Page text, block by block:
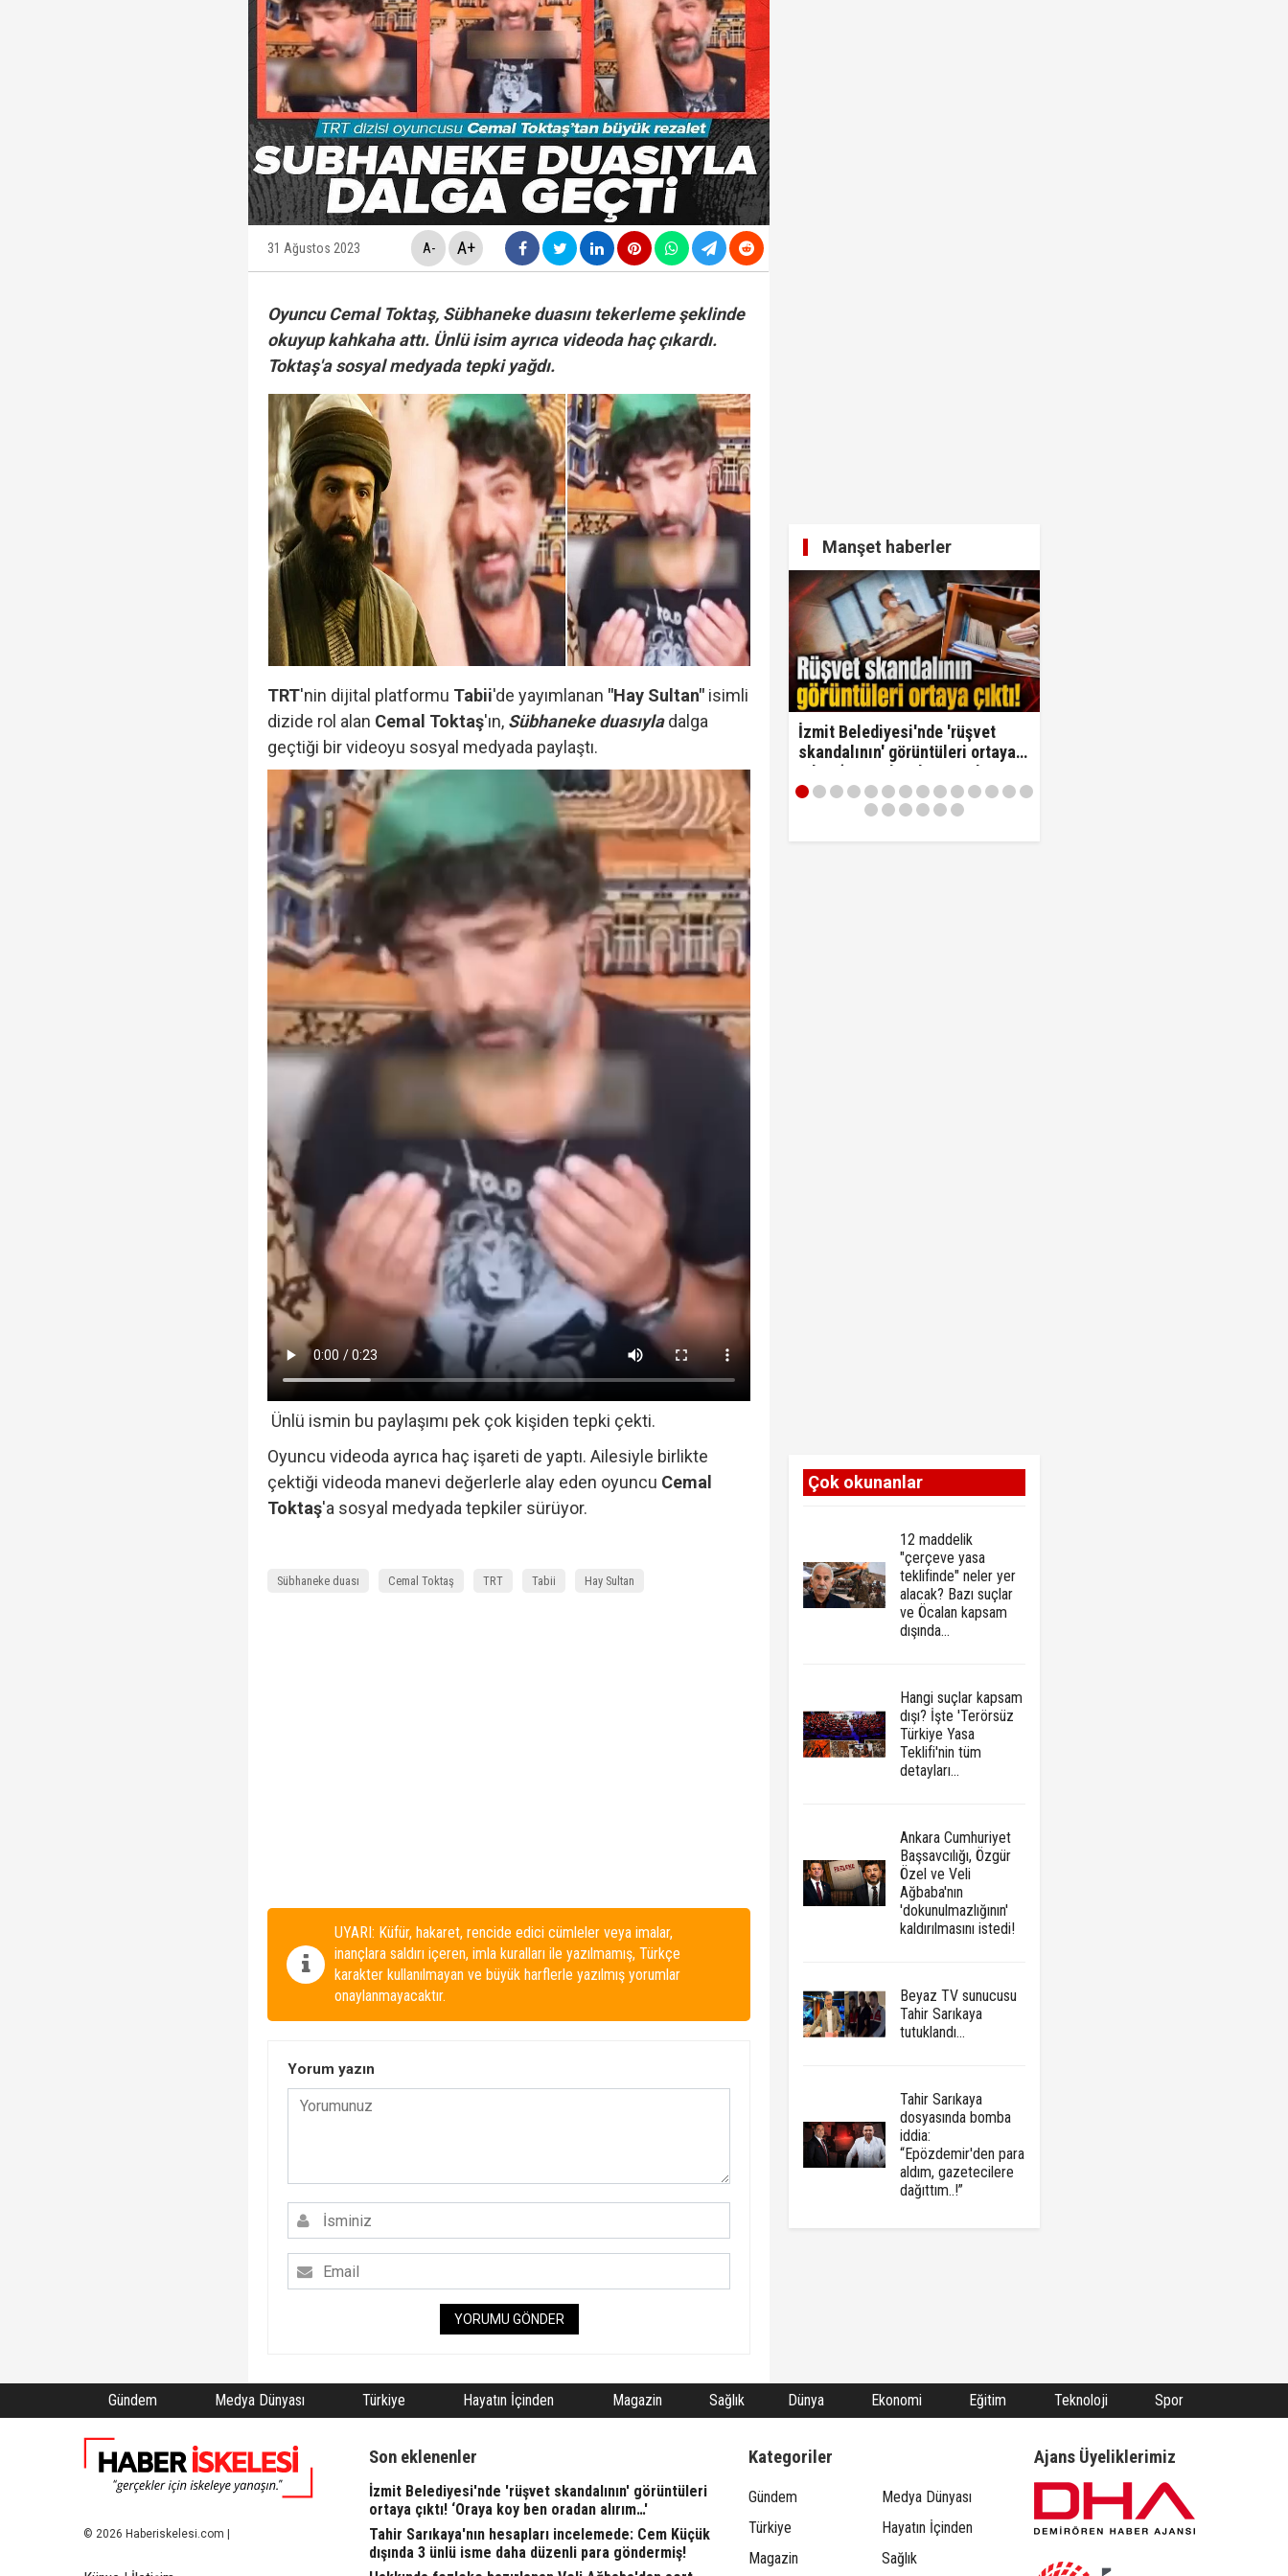
Ünlüler soruşturmasında yeni skandal... Telefonundan mide bulandıran yazışmalar ve görseller çıktı!
Yükseliş üst üste 3. gününe taşındı... Altın fiyatları gaza bastı!
12 maddelik "çerçeve yasa teklifinde" neler yer alacak? Bazı suçlar ve Öcalan kapsam dışında…
İzmit Belediyesi'nde 'rüşvet skandalının' görüntüleri ortaya çıktı! ‘Oraya koy ben oradan alırım…'
31 Ağustos 2023 A- A+
Oyuncu Cemal Toktaş, Sübhaneke duasını tekerleme şeklinde
okuyup kahkaha attı. Ünlü isim ayrıca videoda haç çıkardı.
Toktaş'a sosyal medyada tepki yağdı.
TRT'nin dijital platformu Tabii'de yayımlanan "Hay Sultan" isimli
dizide rol alan Cemal Toktaş'ın, Sübhaneke duasıyladalga
geçtiği bir videoyu sosyal medyada paylaştı.
Ünlü ismin bu paylaşımı pek çok kişiden tepki çekti.
Oyuncu videoda ayrıca haç işareti de yaptı. Ailesiyle birlikte
çektiği videoda manevi değerlerle alay eden oyuncu Cemal
Toktaş'a sosyal medyada tepkiler sürüyor.
Sübhaneke duası Cemal Toktaş TRT Tabii Hay Sultan
UYARI: Küfür, hakaret, rencide edici cümleler veya imalar,
inançlara saldırı içeren, imla kuralları ile yazılmamış, Türkçe
karakter kullanılmayan ve büyük harflerle yazılmış yorumlar
onaylanmayacaktır.
Yorum yazın
YORUMU GÖNDER
Manşet haberler
İzmit Belediyesi'nde 'rüşvet
skandalının' görüntüleri ortaya
çıktı! ‘Oraya koy ben oradan
alırım…'
Çok okunanlar
12 maddelik
"çerçeve yasa
teklifinde" neler yer
alacak? Bazı suçlar
ve Öcalan kapsam
dışında…
Hangi suçlar kapsam
dışı? İşte 'Terörsüz
Türkiye Yasa
Teklifi'nin tüm
detayları...
Ankara Cumhuriyet
Başsavcılığı, Özgür
Özel ve Veli
Ağbaba'nın
'dokunulmazlığının'
kaldırılmasını istedi!
Beyaz TV sunucusu
Tahir Sarıkaya
tutuklandı...
Tahir Sarıkaya
dosyasında bomba
iddia:
“Epözdemir'den para
aldım, gazetecilere
dağıttım..!”
Gündem Medya Dünyası Türkiye Hayatın İçinden Magazin Sağlık Dünya Ekonomi Eğitim Teknoloji Spor
© 2026 Haberiskelesi.com |
Son eklenenler
İzmit Belediyesi'nde 'rüşvet skandalının' görüntüleri
ortaya çıktı! ‘Oraya koy ben oradan alırım…'
Tahir Sarıkaya'nın hesapları incelemede: Cem Küçük
dışında 3 ünlü isme daha düzenli para göndermiş!
Kategoriler
Gündem
Medya Dünyası
Türkiye
Hayatın İçinden
Magazin
Sağlık
Ajans Üyeliklerimiz